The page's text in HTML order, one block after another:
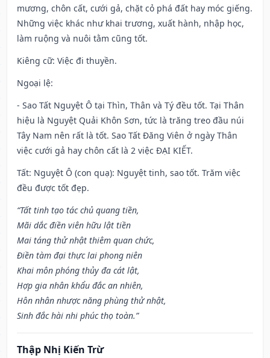
mương, chôn cất, cưới gả, chặt cỏ phá đất hay móc giếng.
Những việc khác như khai trương, xuất hành, nhập học,
làm ruộng và nuôi tằm cũng tốt.
Kiêng cữ: Việc đi thuyền.
Ngoại lệ:
- Sao Tất Nguyệt Ô tại Thìn, Thân và Tý đều tốt. Tại Thân
hiệu là Nguyệt Quải Khôn Sơn, tức là trăng treo đầu núi
Tây Nam nên rất là tốt. Sao Tất Đăng Viên ở ngày Thân
việc cưới gả hay chôn cất là 2 việc ĐẠI KIẾT.
Tất: Nguyệt Ô (con quạ): Nguyệt tinh, sao tốt. Trăm việc
đều được tốt đẹp.
“Tất tinh tạo tác chủ quang tiền,
Mãi dắc điền viên hữu lật tiền
Mai táng thử nhật thiêm quan chức,
Điền tàm đại thực lai phong niên
Khai môn phóng thủy đa cát lật,
Hợp gia nhân khẩu đắc an nhiên,
Hôn nhân nhược năng phùng thử nhật,
Sinh đắc hài nhi phúc thọ toàn.”
Thập Nhị Kiến Trừ